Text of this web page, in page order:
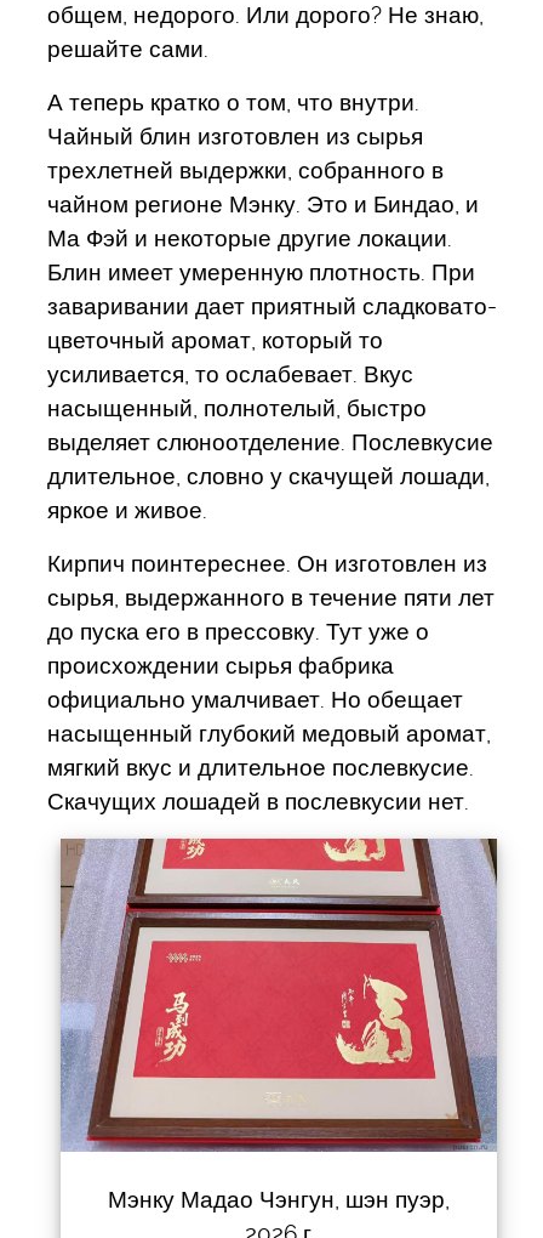
общем, недорого. Или дорого? Не знаю,
решайте сами.
А теперь кратко о том, что внутри.
Чайный блин изготовлен из сырья
трехлетней выдержки, собранного в
чайном регионе Мэнку. Это и Биндао, и
Ма Фэй и некоторые другие локации.
Блин имеет умеренную плотность. При
заваривании дает приятный сладковато-
цветочный аромат, который то
усиливается, то ослабевает. Вкус
насыщенный, полнотелый, быстро
выделяет слюноотделение. Послевкусие
длительное, словно у скачущей лошади,
яркое и живое.
Кирпич поинтереснее. Он изготовлен из
сырья, выдержанного в течение пяти лет
до пуска его в прессовку. Тут уже о
происхождении сырья фабрика
официально умалчивает. Но обещает
насыщенный глубокий медовый аромат,
мягкий вкус и длительное послевкусие.
Скачущих лошадей в послевкусии нет.
Мэнку Мадао Чэнгун, шэн пуэр,